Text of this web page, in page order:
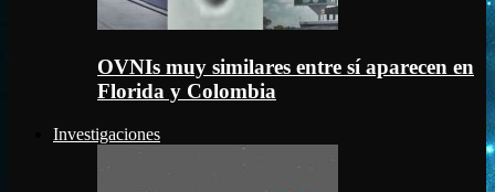
OVNIs muy similares entre sí aparecen en
Florida y Colombia
Investigaciones